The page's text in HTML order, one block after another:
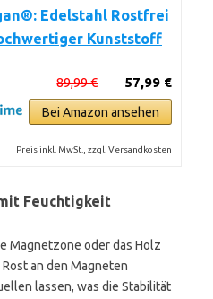
Edelstahl Rostfrei
Kunststoff
57,99 €
89,99 €
Bei Amazon ansehen
Preis inkl. MwSt., zzgl. Versandkosten
Feuchtigkeit
Magnetzone oder das Holz
an den Magneten
lassen, was die Stabilität